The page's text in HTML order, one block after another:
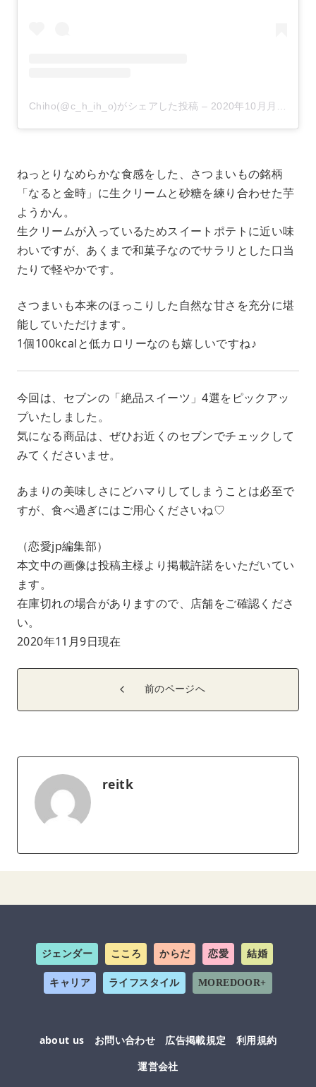
Chiho(@c_h_ih_o)がシェアした投稿 – 2020年10月月24日午前5時54分PDT
ねっとりなめらかな食感をした、さつまいもの銘柄
「なると金時」に生クリームと砂糖を練り合わせた芋
ようかん。
生クリームが入っているためスイートポテトに近い味
わいですが、あくまで和菓子なのでサラリとした口当
たりで軽やかです。
さつまいも本来のほっこりした自然な甘さを充分に堪
能していただけます。
1個100kcalと低カロリーなのも嬉しいですね♪
今回は、セブンの「絶品スイーツ」4選をピックアッ
プいたしました。
気になる商品は、ぜひお近くのセブンでチェックして
みてくださいませ。
あまりの美味しさにどハマりしてしまうことは必至で
すが、食べ過ぎにはご用心くださいね♡
（恋愛jp編集部）
本文中の画像は投稿主様より掲載許諾をいただいてい
ます。
在庫切れの場合がありますので、店舗をご確認くださ
い。
2020年11月9日現在
前のページへ
reitk
ジェンダー こころ からだ 恋愛 結婚
キャリア ライフスタイル MOREDOOR+
about us お問い合わせ 広告掲載規定
利用規約
運営会社